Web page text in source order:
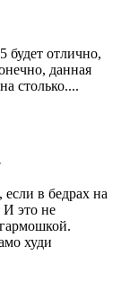
будет отлично,
данная
столько....
в бедрах на
это не
худи